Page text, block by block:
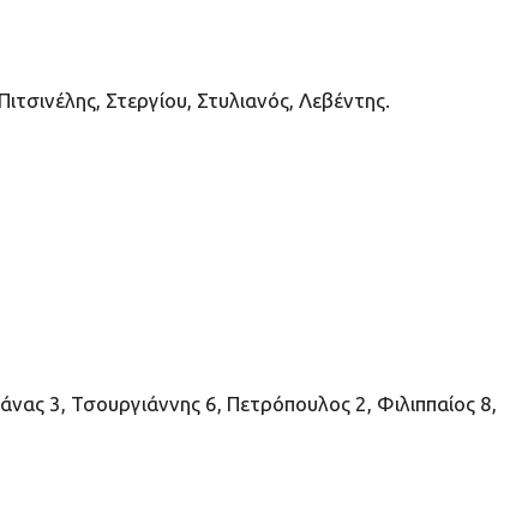
Στεργίου, Στυλιανός, Λεβέντης.
3, Τσουργιάννης 6, Πετρόπουλος 2, Φιλιππαίος 8,